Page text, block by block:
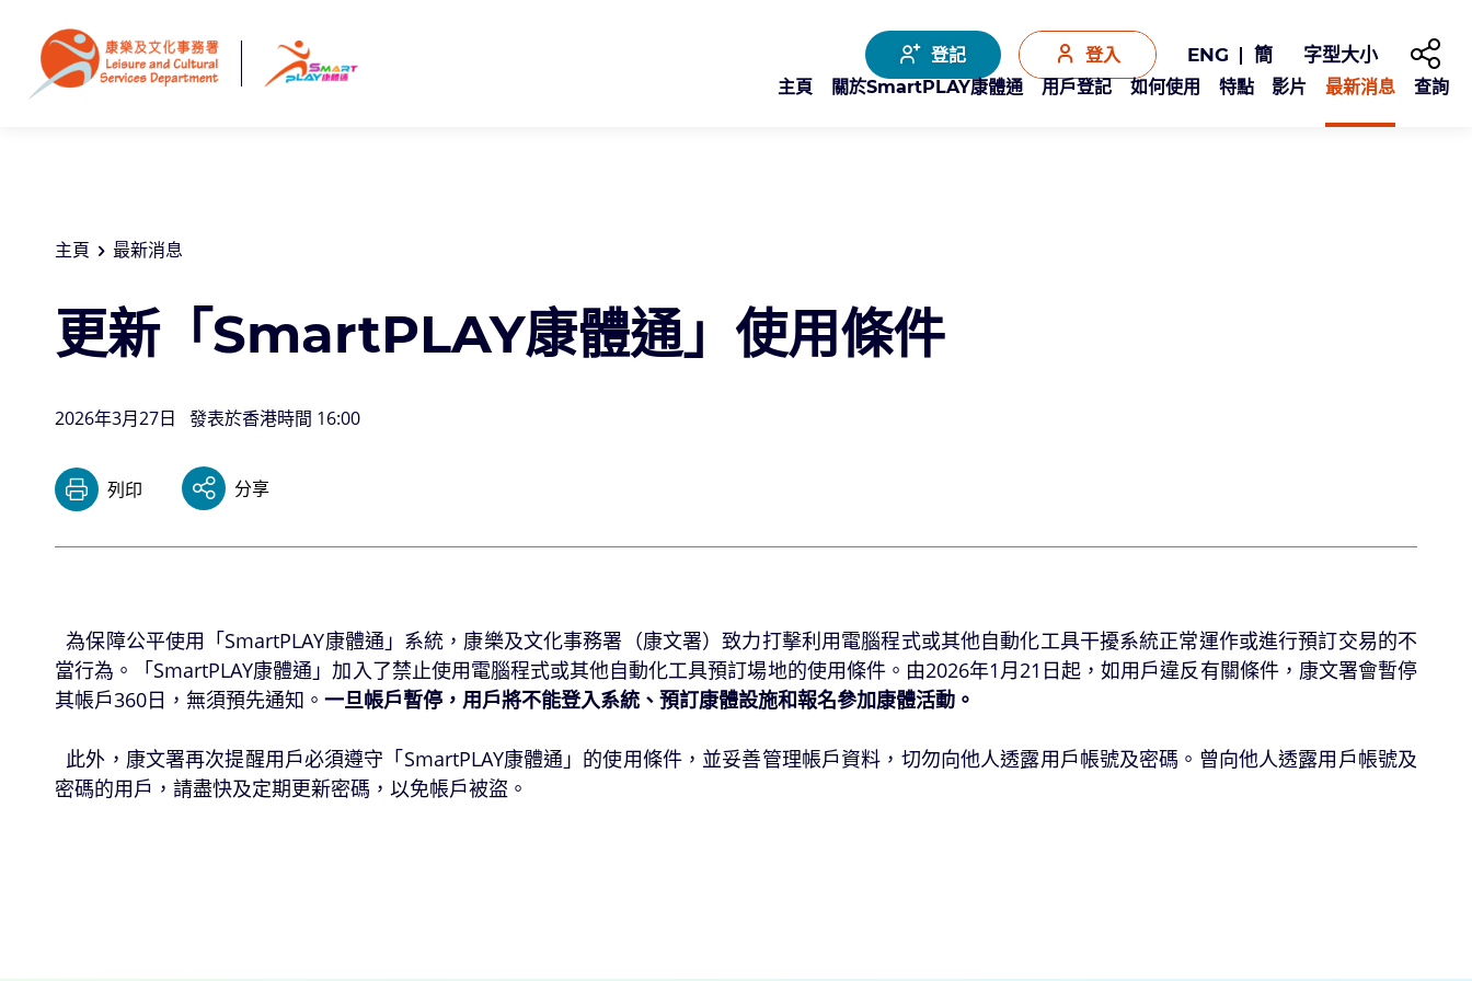
登記 登入 ENG 簡 字型大小
分享至
主頁
關於SmartPLAY康體通 用戶登記 如何使用 特點 影片 最新消息 查詢
主頁 最新消息
更新「SmartPLAY康體通」使用條件
2026年3月27日 發表於香港時間 16:00
列印 分享
為保障公平使用「SmartPLAY康體通」系統，康樂及文化事務署（康文署）致力打擊利用電腦程式或其他自動化工具干擾系統正常運作或進行預訂交易的不
當行為。「SmartPLAY康體通」加入了禁止使用電腦程式或其他自動化工具預訂場地的使用條件。由2026年1月21日起，如用戶違反有關條件，康文署會暫停
其帳戶360日，無須預先通知。 一旦帳戶暫停，用戶將不能登入系統、預訂康體設施和報名參加康體活動。
此外，康文署再次提醒用戶必須遵守「SmartPLAY康體通」的使用條件，並妥善管理帳戶資料，切勿向他人透露用戶帳號及密碼。曾向他人透露用戶帳號及
密碼的用戶，請盡快及定期更新密碼，以免帳戶被盜。